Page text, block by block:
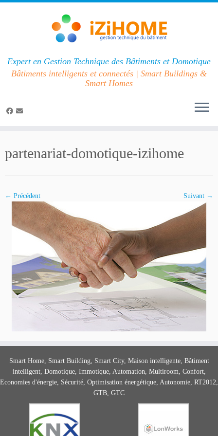
contenu
Expert en Gestion Technique des Bâtiments et Domotique
Bâtiments intelligents et connectés | Smart Buildings &
Smart Homes
partenariat-domotique-izihome
← Précédent Suivant →
Smart Home, Smart Building, Smart City, Maison intelligente, Bâtiment
intelligent, Domotique, Immotique, Automation, Multiroom, Confort,
Economies d'énergie, Sécurité, Optimisation énergétique, Autonomie, RT2012,
GTB, GTC